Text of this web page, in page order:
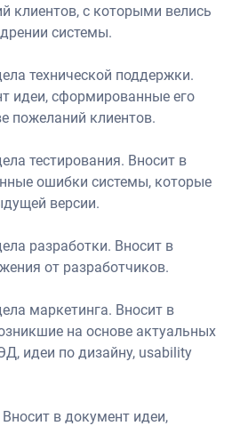
клиентов, с которыми велись
системы.
технической поддержки.
идеи, сформированные его
пожеланий клиентов.
тестирования. Вносит в
ошибки системы, которые
версии.
разработки. Вносит в
от разработчиков.
маркетинга. Вносит в
на основе актуальных
идеи по дизайну, usability
в документ идеи,